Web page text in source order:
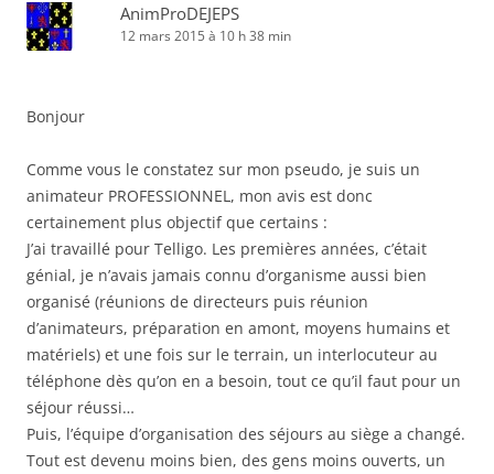
AnimProDEJEPS
12 mars 2015 à 10 h 38 min
Bonjour
Comme vous le constatez sur mon pseudo, je suis un
animateur PROFESSIONNEL, mon avis est donc
certainement plus objectif que certains :
J’ai travaillé pour Telligo. Les premières années, c’était
génial, je n’avais jamais connu d’organisme aussi bien
organisé (réunions de directeurs puis réunion
d’animateurs, préparation en amont, moyens humains et
matériels) et une fois sur le terrain, un interlocuteur au
téléphone dès qu’on en a besoin, tout ce qu’il faut pour un
séjour réussi…
Puis, l’équipe d’organisation des séjours au siège a changé.
Tout est devenu moins bien, des gens moins ouverts, un